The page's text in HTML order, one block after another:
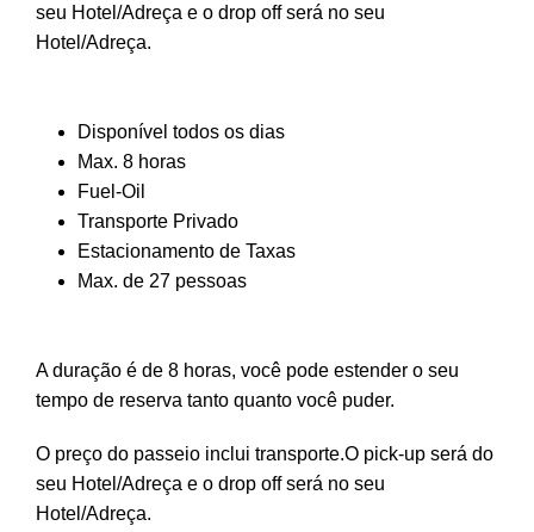
seu Hotel/Adreça e o drop off será no seu
Hotel/Adreça.
Disponível todos os dias
Max. 8 horas
Fuel-Oil
Transporte Privado
Estacionamento de Taxas
Max. de 27 pessoas
A duração é de 8 horas, você pode estender o seu
tempo de reserva tanto quanto você puder.
O preço do passeio inclui transporte.O pick-up será do
seu Hotel/Adreça e o drop off será no seu
Hotel/Adreça.